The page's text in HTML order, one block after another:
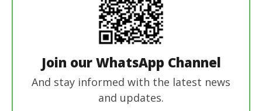
Join our WhatsApp Channel
And stay informed with the latest news
and updates.